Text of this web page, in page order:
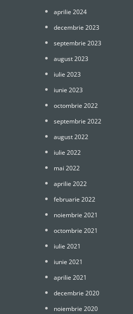
aprilie 2024
decembrie 2023
septembrie 2023
august 2023
iulie 2023
iunie 2023
octombrie 2022
septembrie 2022
august 2022
iulie 2022
mai 2022
aprilie 2022
februarie 2022
noiembrie 2021
octombrie 2021
iulie 2021
iunie 2021
aprilie 2021
decembrie 2020
noiembrie 2020